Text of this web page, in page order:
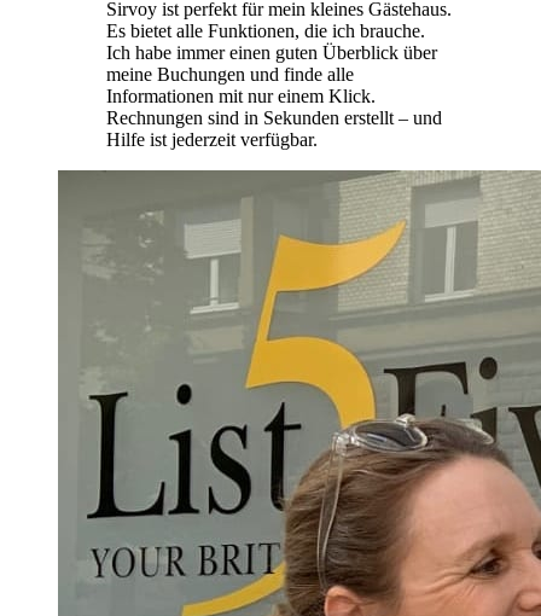
Sirvoy ist perfekt für mein kleines Gästehaus.
Es bietet alle Funktionen, die ich brauche.
Ich habe immer einen guten Überblick über
meine Buchungen und finde alle
Informationen mit nur einem Klick.
Rechnungen sind in Sekunden erstellt – und
Hilfe ist jederzeit verfügbar.